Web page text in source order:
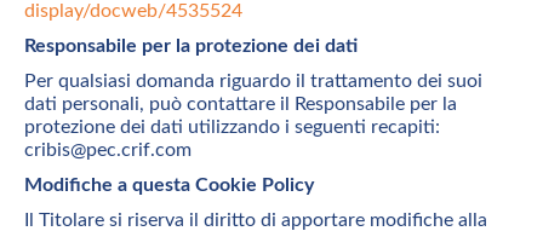
display/docweb/4535524
Responsabile per la protezione dei dati
Per qualsiasi domanda riguardo il trattamento dei suoi
dati personali, può contattare il Responsabile per la
protezione dei dati utilizzando i seguenti recapiti:
cribis@pec.crif.com
Modifiche a questa Cookie Policy
Il Titolare si riserva il diritto di apportare modifiche alla